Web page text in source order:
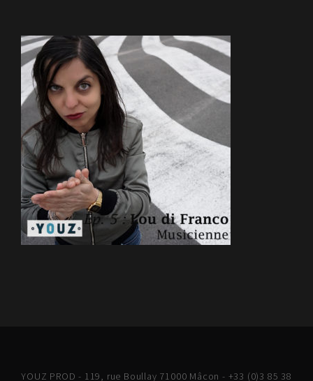
YOUZ PROD - 119, rue Boullay 71000 Mâcon - +33 (0)3 85 38